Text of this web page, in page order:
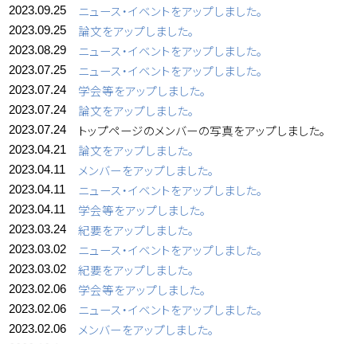
2023.09.25 ニュース・イベントをアップしました。
2023.09.25 論文をアップしました。
2023.08.29 ニュース・イベントをアップしました。
2023.07.25 ニュース・イベントをアップしました。
2023.07.24 学会等をアップしました。
2023.07.24 論文をアップしました。
2023.07.24 トップページのメンバーの写真をアップしました。
2023.04.21 論文をアップしました。
2023.04.11 メンバーをアップしました。
2023.04.11 ニュース・イベントをアップしました。
2023.04.11 学会等をアップしました。
2023.03.24 紀要をアップしました。
2023.03.02 ニュース・イベントをアップしました。
2023.03.02 紀要をアップしました。
2023.02.06 学会等をアップしました。
2023.02.06 ニュース・イベントをアップしました。
2023.02.06 メンバーをアップしました。